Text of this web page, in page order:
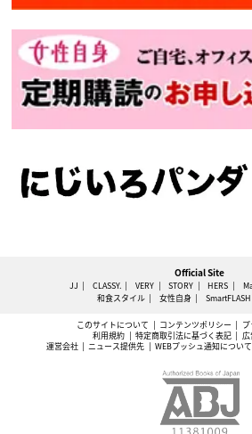
Official Site
JJ CLASSY. VERY STORY HERS
和食スタイル
女性自身 SmartFLASH
このサイトについて コンテンツポリシー
利用規約
特定商取引法に基づく表記
広
運営会社
ニュース提供先 WEBプッシュ通知について